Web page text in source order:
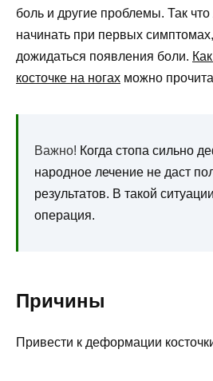
боль и другие проблемы. Так
начинать при первых
дожидаться появления боли.
косточке на ногах можно
Важно! Когда стопа сильно
народное лечение не даст
результатов. В такой
операция.
Причины
Привести к деформации